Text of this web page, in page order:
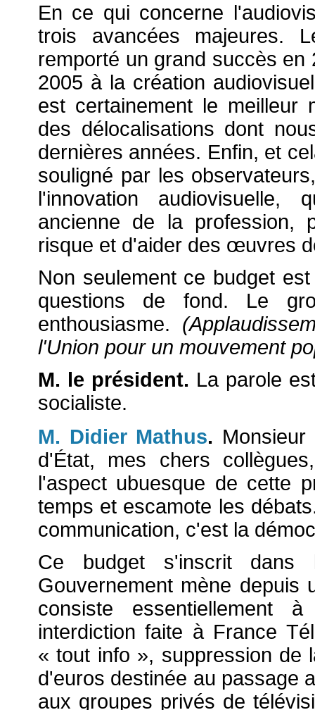
En ce qui concerne
trois avancées majeures.
remporté un grand succès
2005 à la création
est certainement le meilleur
des délocalisations dont
dernières années. Enfin, et
souligné par les
l'innovation
ancienne de la profession,
risque et d'aider des œuvres
Non seulement ce budget
questions de fond. Le
enthousiasme.
l'Union pour un mouvement
M. le président. La parole
socialiste.
M. Didier Mathus.
d'État, mes chers
l'aspect ubuesque de cette
temps et escamote les
communication, c'est la
Ce budget s'inscrit
Gouvernement mène
consiste essentiellement
interdiction faite à France
« tout info », suppression de
d'euros destinée au passage
aux groupes privés de